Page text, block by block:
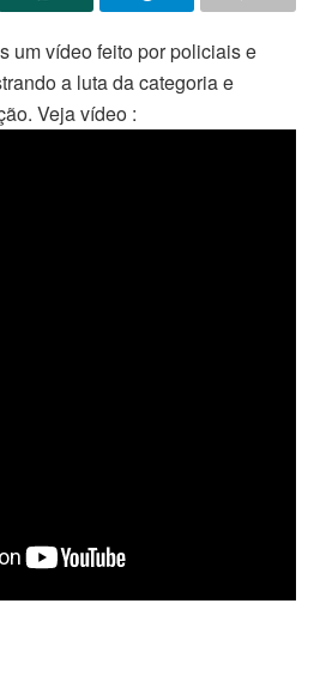
um vídeo feito por policiais e
a luta da categoria e
Veja vídeo :